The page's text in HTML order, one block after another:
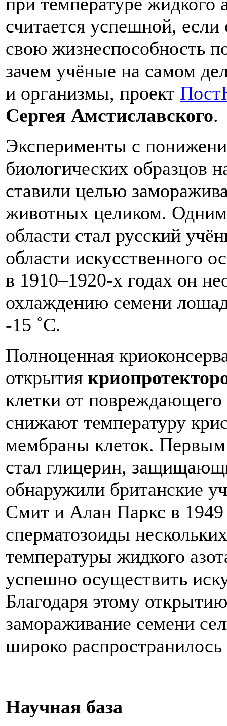
считается успешной,
свою жизнеспособность
зачем учёные на самом
и организмы, проект
Сергея Амстиславского.
Эксперименты с
биологических образцов
ставили целью
животных целиком. Одним
области стал русский
области искусственного
в 1910–1920-х годах он
охлаждению семени
-15 ˚C.
Полноценная
открытия
клетки от
снижают температуру
мембраны клеток.
стал глицерин,
обнаружили британские
Смит и Алан Паркс в 1949
сперматозоиды
температуры жидкого
успешно осуществить
Благодаря этому
замораживание семени
широко
Научная база